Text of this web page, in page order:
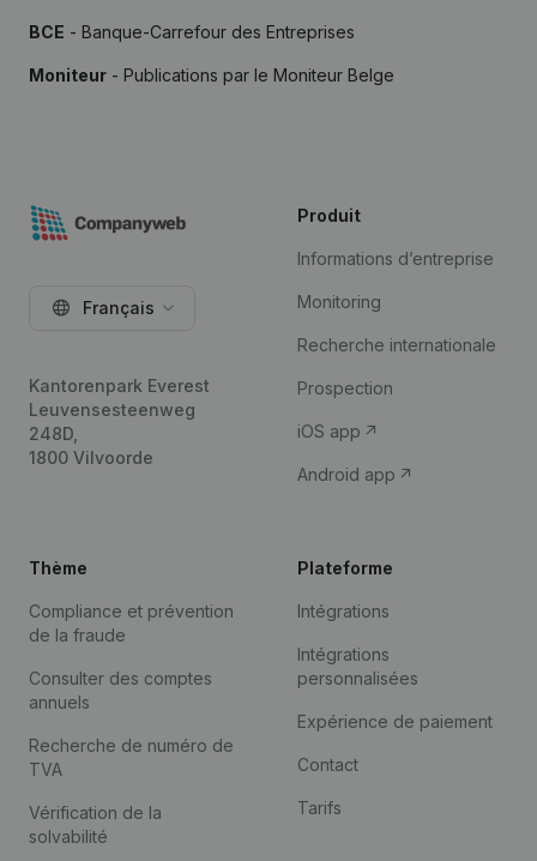
BCE - Banque-Carrefour des Entreprises
Moniteur - Publications par le Moniteur Belge
Français
Kantorenpark Everest
Leuvensesteenweg
248D,
1800 Vilvoorde
Produit
Informations d’entreprise
Monitoring
Recherche internationale
Prospection
iOS app
Android app
Thème
Compliance et prévention
de la fraude
Consulter des comptes
annuels
Recherche de numéro de
TVA
Vérification de la
solvabilité
Plateforme
Intégrations
Intégrations
personnalisées
Expérience de paiement
Contact
Tarifs